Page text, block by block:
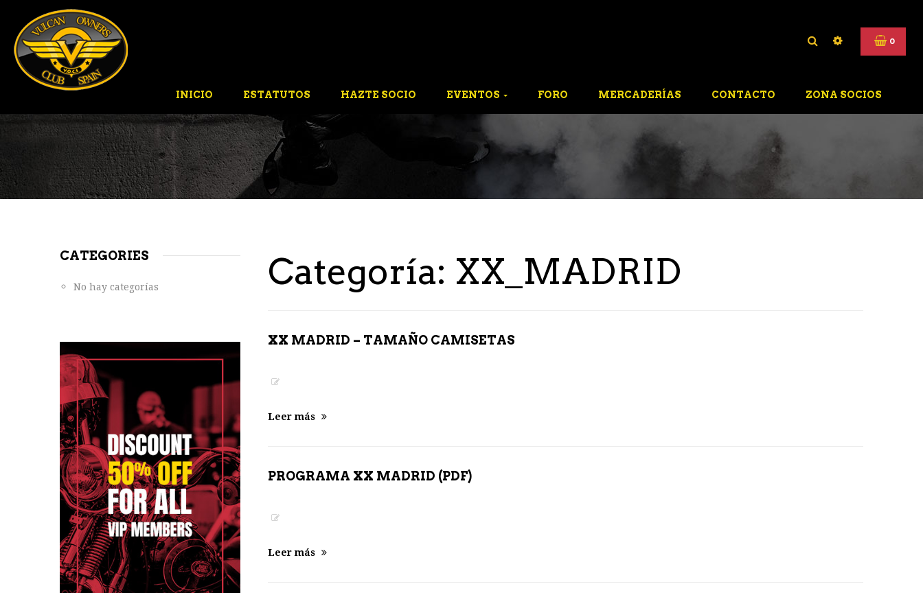
0
INICIO ESTATUTOS HAZTE SOCIO EVENTOS FORO MERCADERÍAS CONTACTO ZONA SOCIOS
CATEGORIES
No hay categorías Categoría: XX_MADRID
XX MADRID – TAMAÑO CAMISETAS
Leer más
PROGRAMA XX MADRID (PDF)
Leer más